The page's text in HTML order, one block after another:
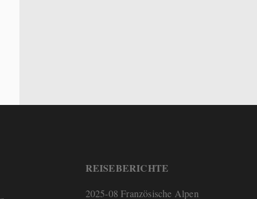
REISEBERICHTE
2025-08 Französische Alpen